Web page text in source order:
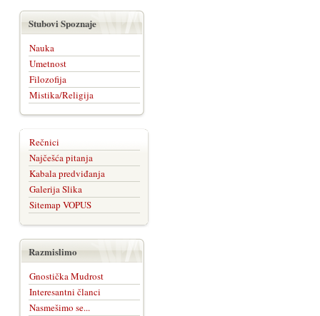
Stubovi Spoznaje
Nauka
Umetnost
Filozofija
Mistika/Religija
Rečnici
Najčešća pitanja
Kabala predviđanja
Galerija Slika
Sitemap VOPUS
Razmislimo
Gnostička Mudrost
Interesantni članci
Nasmešimo se...